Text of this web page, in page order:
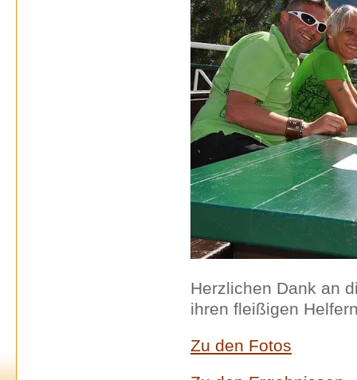
Herzlichen Dank an
ihren fleißigen
Zu den Fotos